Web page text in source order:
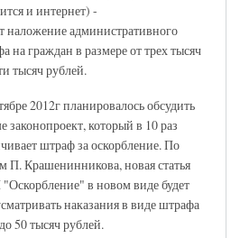
и интернет) -
наложение административного
на граждан в размере от трех тысяч
тысяч рублей.
2012г планировалось обсудить
законопроект, который в 10 раз
штраф за оскорбление. По
П. Крашенинникова, новая статья
в новом виде будет
наказания в виде штрафа
50 тысяч рублей.